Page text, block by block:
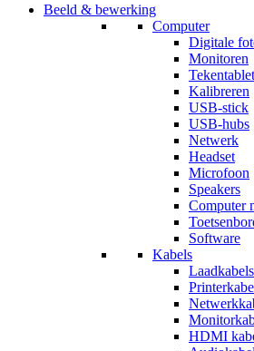
Beeld & bewerking
Computer
Digitale
Monitoren
Tekentablet
Kalibreren
USB-stick
USB-hubs
Netwerk
Headset
Microfoon
Speakers
Computer
Software
Kabels
Laadkabels
HDMI